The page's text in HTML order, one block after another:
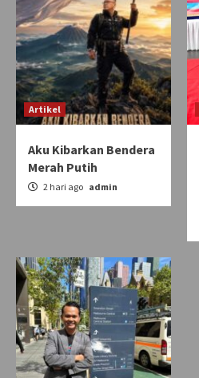
Artikel
Aku Kibarkan Bendera
Merah Putih
2 hari ago admin